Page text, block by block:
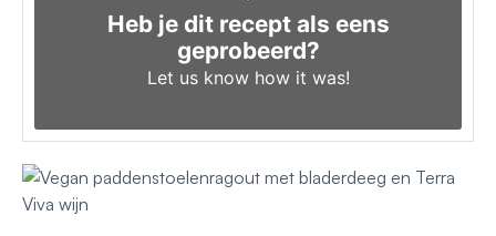
Heb je dit recept als eens
geprobeerd?
Let us knowhow it was!